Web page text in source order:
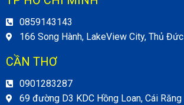
0859143143
166 Song Hành, LakeView City, Thủ Đức
CẦN THƠ
0901283287
69 đường D3 KDC Hồng Loan, Cái Răng